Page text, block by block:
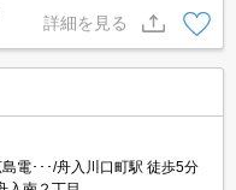
りお買い物楽々☆
詳細を見る
電･･･/舟入川口町駅 徒歩5分